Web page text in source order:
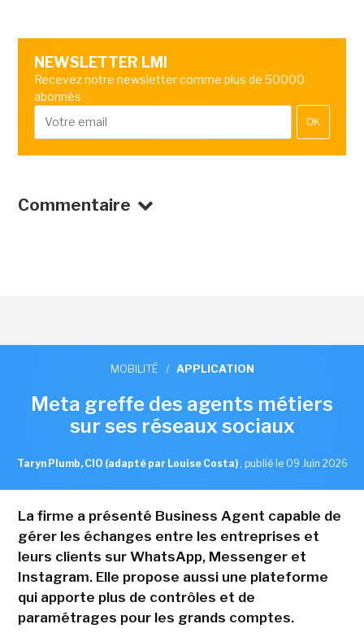
NEWSLETTER LMI
Recevez notre newsletter comme plus de 50000
abonnés
OK
Commentaire
MOBILITÉ / APPLICATION
Meta greffe des agents métiers
sur ses réseaux sociaux
Taryn Plumb, CIO (adapté par Louise Costa) , publié le 09 Juin 2026
La firme a présenté Business Agent capable de
gérer les échanges entre les entreprises et
leurs clients sur WhatsApp, Messenger et
Instagram. Elle propose aussi une plateforme
qui apporte plus de contrôles et de
paramétrages pour les grands comptes.